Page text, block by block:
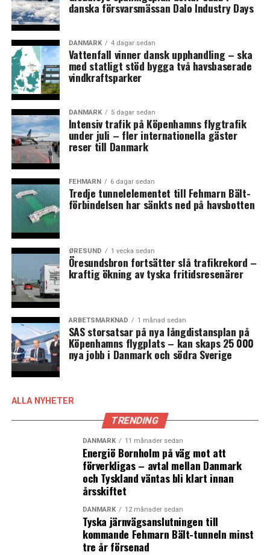
något vi tränar på, tillsammans” och just feminism som
begrepp är omtvistat i Danmark. I en intervju i Politiken
får en av partiets talespersoner frågan om inte partiet
riskerar att stöta bort potentiella anhängare eftersom
”ordet feminism är så kontroversiellt”?
– Det kan vara så att ordet feminism skrämmer bort folk
i början, men vi hoppas att vi kan vinna tillbaka ordet. Vi
vill gärna att folk ska förstå att vi inte bara är en
samling sura kvinnor som vill trampa ner männen, utan
att vi stödjer jämställdhet för både män och kvinnor,
och att vi även vill förbättra männens rättigheter, säger
till Regionrådet i Region Hovedstaden, tillPolitiken.
(News Øresund)
LÄS OCKSÅ:
Microsoft investerar i kvantmekanikcenter vid
Köpenhamns universitet
Hotellboom i Danmark – investeringstakten fördubblad i
år
danska försvarsmässan Dalo Industry Days
DANMARK 4 dagar sedan
Vattenfall vinner dansk upphandling – ska
med statligt stöd bygga två havsbaserade
vindkraftsparker
DANMARK 5 dagar sedan
Intensiv trafik på Köpenhamns flygtrafik
under juli – fler internationella gäster
reser till Danmark
FEHMARN 6 dagar sedan
Tredje tunnelelementet till Fehmarn Bält-
förbindelsen har sänkts ned på havsbotten
ØRESUND 1 vecka sedan
Öresundsbron fortsätter slå trafikrekord –
kraftig ökning av tyska fritidsresenärer
ARBETSMARKNAD 1 månad sedan
SAS storsatsar på nya långdistansplan på
Köpenhamns flygplats – kan skaps 25 000
nya jobb i Danmark och södra Sverige
ALLA NYHETER
TRENDING
DANMARK 11 månader sedan
Energiö Bornholm på väg mot att
förverkligas – avtal mellan Danmark
och Tyskland väntas bli klart innan
årsskiftet
DANMARK 12 månader sedan
Tyska järnvägsanslutningen till
kommande Fehmarn Bält-tunneln minst
tre år försenad